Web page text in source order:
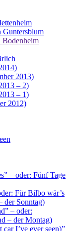
Guntersblum
Bodenheim
2013)
– 2)
– 1)
2012)
– oder: Fünf Tage
Für Bilbo wär’s
der Sonntag)
– oder:
– der Montag)
I’ve ever seen)”